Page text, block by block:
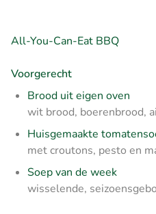
All-You-Can-Eat BBQ
Voorgerecht
Brood uit eigen oven
wit brood, boerenbrood,
Huisgemaakte
met croutons, pesto en
Soep van de week
wisselende,